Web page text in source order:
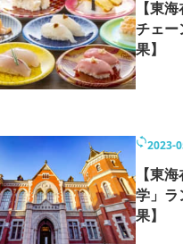
【東
チェー
果】
2023-
【東
学」ラ
果】